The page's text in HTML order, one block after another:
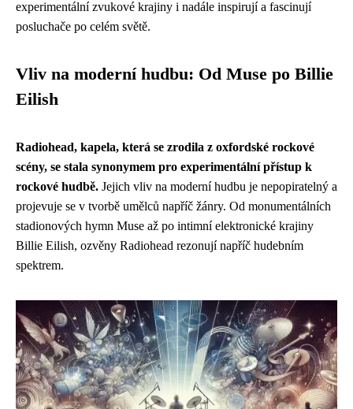
experimentální zvukové krajiny i nadále inspirují a fascinují
posluchače po celém světě.
Vliv na moderní hudbu: Od Muse po Billie
Eilish
Radiohead, kapela, která se zrodila z oxfordské rockové
scény, se stala synonymem pro experimentální přístup k
rockové hudbě. Jejich vliv na moderní hudbu je nepopiratelný a
projevuje se v tvorbě umělců napříč žánry. Od monumentálních
stadionových hymn Muse až po intimní elektronické krajiny
Billie Eilish, ozvěny Radiohead rezonují napříč hudebním
spektrem.